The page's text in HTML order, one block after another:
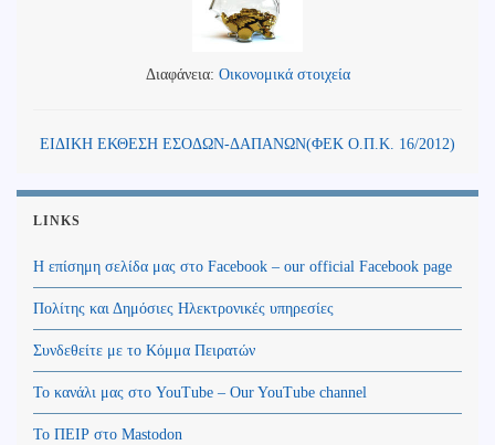
Διαφάνεια: Οικονομικά στοιχεία
ΕΙΔΙΚΗ ΕΚΘΕΣΗ ΕΣΟΔΩΝ-ΔΑΠΑΝΩΝ(ΦΕΚ Ο.Π.Κ. 16/2012)
LINKS
Η επίσημη σελίδα μας στο Facebook – our official Facebook page
Πολίτης και Δημόσιες Ηλεκτρονικές υπηρεσίες
Συνδεθείτε με το Κόμμα Πειρατών
Το κανάλι μας στο YouTube – Our YouTube channel
Το ΠΕΙΡ στο Mastodon